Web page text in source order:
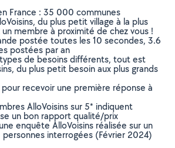
France : 35 000 communes
du plus petit village à la plus
membre à proximité de chez vous !
postée toutes les 10 secondes, 3.6
postées par an
de besoins différents, tout est
du plus petit besoin aux plus grands
recevoir une première réponse à
AlloVoisins sur 5* indiquent
un bon rapport qualité/prix
enquête AlloVoisins réalisée sur un
interrogées (Février 2024)